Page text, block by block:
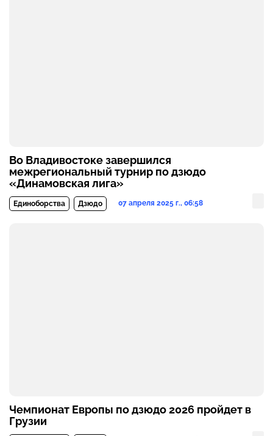
Во Владивостоке завершился
межрегиональный турнир по дзюдо
«Динамовская лига»
Единоборства Дзюдо 07 апреля 2025 г., 06:58
Чемпионат Европы по дзюдо 2026 пройдет в
Грузии